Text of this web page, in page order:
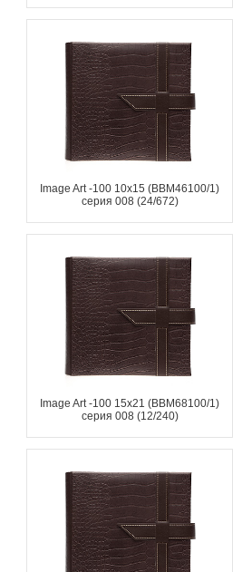
Image Art -100 10x15 (BBM46100/1)
серия 008 (24/672)
Image Art -100 15x21 (BBM68100/1)
серия 008 (12/240)